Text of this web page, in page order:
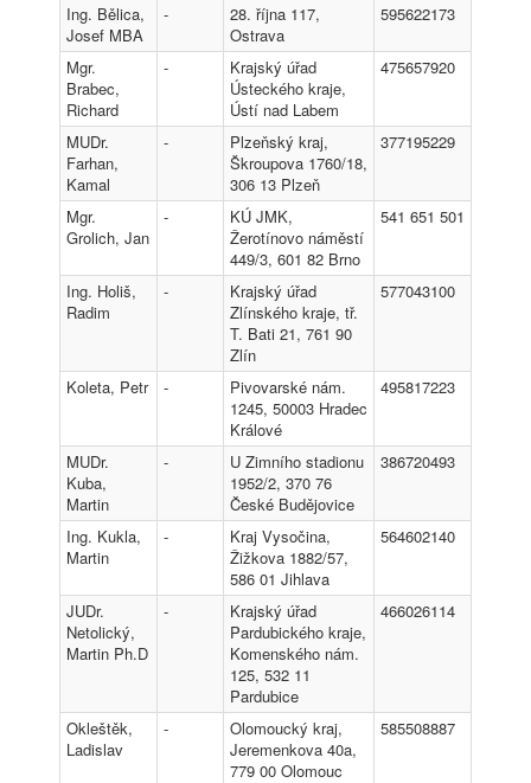
Ing. Bělica,
Josef MBA
-
28. října 117,
Ostrava
595622173
Mgr.
Brabec,
Richard
-
Krajský úřad
Ústeckého kraje,
Ústí nad Labem
475657920
MUDr.
Farhan,
Kamal
-
Plzeňský kraj,
Škroupova 1760/18,
306 13 Plzeň
377195229
Mgr.
Grolich, Jan
-
KÚ JMK,
Žerotínovo náměstí
449/3, 601 82 Brno
541 651 501
Ing. Holiš,
Radim
-
Krajský úřad
Zlínského kraje, tř.
T. Bati 21, 761 90
Zlín
577043100
Koleta, Petr -
Pivovarské nám.
1245, 50003 Hradec
Králové
495817223
MUDr.
Kuba,
Martin
-
U Zimního stadionu
1952/2, 370 76
České Budějovice
386720493
Ing. Kukla,
Martin
-
Kraj Vysočina,
Žižkova 1882/57,
586 01 Jihlava
564602140
JUDr.
Netolický,
Martin Ph.D
-
Krajský úřad
Pardubického kraje,
Komenského nám.
125, 532 11
Pardubice
466026114
Okleštěk,
Ladislav
-
Olomoucký kraj,
Jeremenkova 40a,
779 00 Olomouc
585508887